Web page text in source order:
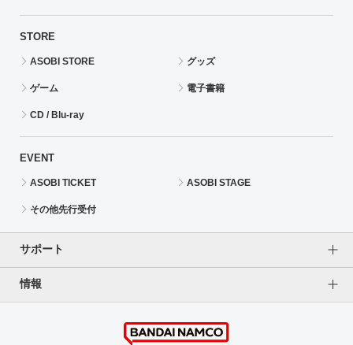
STORE
ASOBI STORE グッズ
ゲーム 電子書籍
CD / Blu-ray
EVENT
ASOBI TICKET ASOBI STAGE
その他先行受付
サポート
よくあるご質問（FAQ）
情報
個人情報保護方針